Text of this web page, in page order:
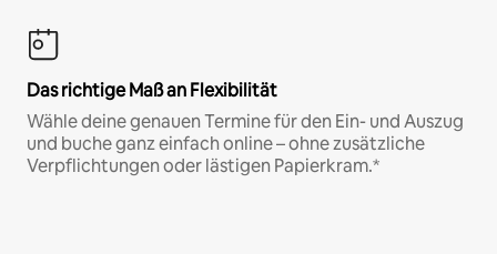
Das richtige Maß an Flexibilität
Wähle deine genauen Termine für den Ein- und Auszug
und buche ganz einfach online – ohne zusätzliche
Verpflichtungen oder lästigen Papierkram.*